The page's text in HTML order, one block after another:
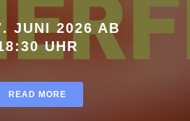
JUNI 2026 AB
UHR
READ MORE